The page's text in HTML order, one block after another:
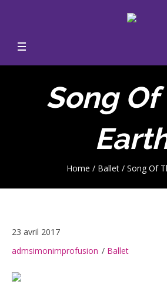
Song Of
Home / Ballet / Song Of
23 avril 2017
admsimonimprofusion
Ballet